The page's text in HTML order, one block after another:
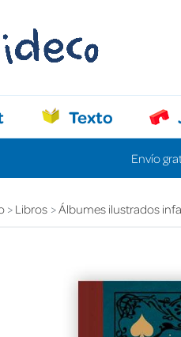
Texto
Envío
Libros Álbumes ilustrados